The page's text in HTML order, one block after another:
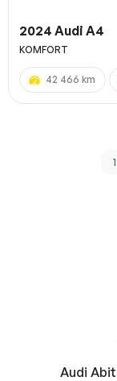
2024 Audi A4
KOMFORT
42 466 km
1
Audi